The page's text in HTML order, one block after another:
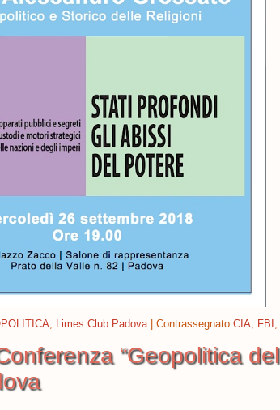
, Limes Club Padova| Contrassegnato CIA, FBI ,
“Geopolitica del